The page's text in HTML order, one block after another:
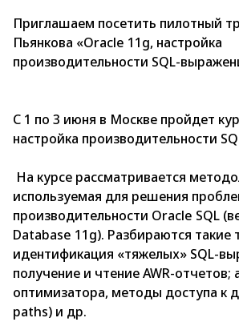
Приглашаем посетить пилотный
Пьянкова «Oracle 11g, настройка
производительности SQL-
С 1 по 3 июня в Москве пройдет
настройка производительности
На курсе рассматривается
используемая для решения
производительности Oracle SQL
Database 11g). Разбираются такие
идентификация «тяжелых» SQL-
получение и чтение AWR-отчетов;
оптимизатора, методы доступа к
paths) и др.